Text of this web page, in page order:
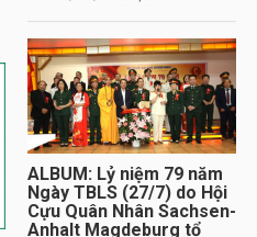
ALBUM: Lỷ niệm 79 năm
Ngày TBLS (27/7) do Hội
Cựu Quân Nhân Sachsen-
Anhalt Magdeburg tổ
chức - Ảnh BTT Hội CCB
LB.
22/07/2026 | 23:20